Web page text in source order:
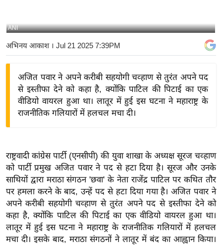
य
बि
ज़
त
वि
शे
ष
ज्ञ
रा
य
ANI
अभिनय आकाश। Jul 21 2025 7:39PM
अजित पवार ने अपने करीबी सहयोगी चव्हाण से तुरंत अपने पद
से इस्तीफा देने को कहा है, क्योंकि पाटिल की पिटाई का एक
वीडियो वायरल हुआ था। लातूर में हुई इस घटना ने महाराष्ट्र के
राजनीतिक गलियारों में हलचल मचा दी।
राष्ट्रवादी कांग्रेस पार्टी (एनसीपी) की युवा शाखा के अध्यक्ष सूरज चव्हाण
को पार्टी प्रमुख अजित पवार ने पद से हटा दिया है। सूरज और उनके
साथियों द्वारा मराठा संगठन 'छवा' के नेता राजेंद्र पाटिल पर कथित तौर
पर हमला करने के बाद, उन्हें पद से हटा दिया गया है। अजित पवार ने
अपने करीबी सहयोगी चव्हाण से तुरंत अपने पद से इस्तीफा देने को
कहा है, क्योंकि पाटिल की पिटाई का एक वीडियो वायरल हुआ था।
लातूर में हुई इस घटना ने महाराष्ट्र के राजनीतिक गलियारों में हलचल
मचा दी। इसके बाद, मराठा संगठनों ने लातूर में बंद का आह्वान किया।